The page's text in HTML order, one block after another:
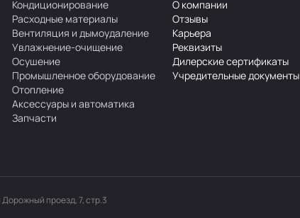
Кондиционирование
Расходные материалы
Вентиляция и дымоудаление
Увлажнение-очищение
Осушение
Промышленное оборудование
Отопление
Аксессуары и автоматика
Запчасти
О компании
Отзывы
Карьера
Реквизиты
Дилерские сертификаты
Учредительные документы
Дорожный проезд, 7, стр.3